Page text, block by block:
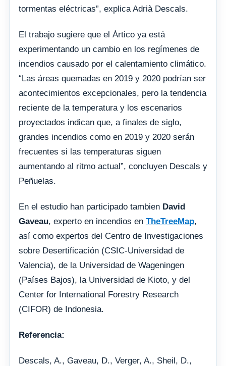
tormentas eléctricas”, explica Adrià Descals.
El trabajo sugiere que el Ártico ya está
experimentando un cambio en los regímenes de
incendios causado por el calentamiento climático.
“Las áreas quemadas en 2019 y 2020 podrían ser
acontecimientos excepcionales, pero la tendencia
reciente de la temperatura y los escenarios
proyectados indican que, a finales de siglo,
grandes incendios como en 2019 y 2020 serán
frecuentes si las temperaturas siguen
aumentando al ritmo actual”, concluyen Descals y
Peñuelas.
En el estudio han participado tambien David
Gaveau, experto en incendios en TheTreeMap,
así como expertos del Centro de Investigaciones
sobre Desertificación (CSIC-Universidad de
Valencia), de la Universidad de Wageningen
(Países Bajos), la Universidad de Kioto, y del
Center for International Forestry Research
(CIFOR) de Indonesia.
Referencia:
Descals, A., Gaveau, D., Verger, A., Sheil, D.,